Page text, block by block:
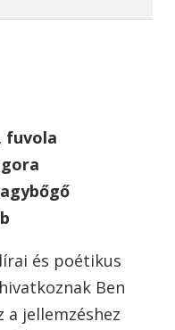
fuvola
és poétikus
Ben
a jellemzéshez